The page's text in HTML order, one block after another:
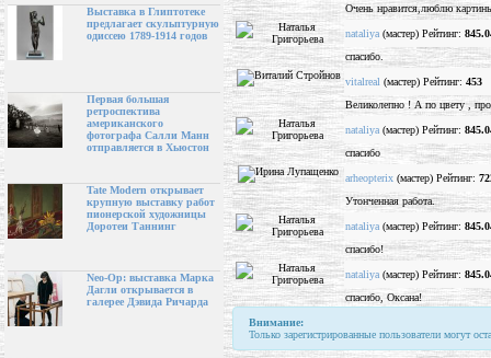
Выставка в Глиптотеке
предлагает скульптурную
одиссею 1789-1914 годов
Первая большая
ретроспектива
американского
фотографа Салли Манн
отправляется в Хьюстон
Tate Modern открывает
крупную выставку работ
пионерской художницы
Доротеи Таннинг
Neo-Op: выставка Марка
Дагли открывается в
галерее Дэвида Ричарда
Очень нравится,люблю
nataliya (мастер) Рейтинг:
спасибо.
vitalreal (мастер) Рейтинг: 453
Великолепно ! А по цвету ,
nataliya (мастер) Рейтинг:
спасибо
arheopterix (мастер) Рейтинг:
Утонченная работа.
nataliya (мастер) Рейтинг:
спасибо!
nataliya (мастер) Рейтинг:
спасибо, Оксана!
Внимание:
Только зарегистрированные пользователи могут